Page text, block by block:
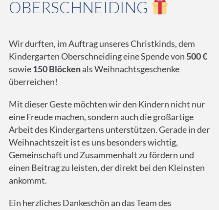
OBERSCHNEIDING
Wir durften, im Auftrag unseres Christkinds, dem
Kindergarten Oberschneiding eine Spende von 500 €
sowie150 Blöckenals Weihnachtsgeschenke
überreichen!
Mit dieser Geste möchten wir den Kindern nicht nur
eine Freude machen, sondern auch die großartige
Arbeit des Kindergartens unterstützen. Gerade in der
Weihnachtszeit ist es uns besonders wichtig,
Gemeinschaft und Zusammenhalt zu fördern und
einen Beitrag zu leisten, der direkt bei den Kleinsten
ankommt.
Ein herzliches Dankeschön an das Team des